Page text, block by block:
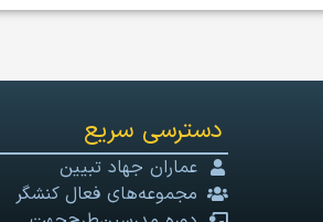
دسترسی سریع
عماران جهاد تبیین
مجموعه‌های فعال کنشگر